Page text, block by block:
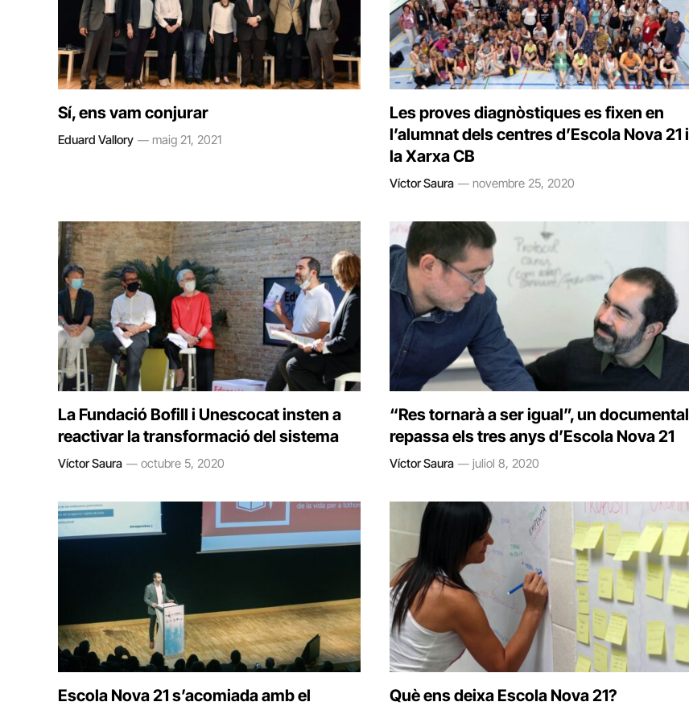
Sí, ens vam conjurar
Eduard Vallory maig 21, 2021
Les proves diagnòstiques es fixen en
l’alumnat dels centres d’Escola Nova 21 i
la Xarxa CB
Víctor Saura novembre 25, 2020
La Fundació Bofill i Unescocat insten a
reactivar la transformació del sistema
Víctor Saura octubre 5, 2020
“Res tornarà a ser igual”, un documental
repassa els tres anys d’Escola Nova 21
Víctor Saura juliol 8, 2020
Escola Nova 21 s’acomiada amb el
Què ens deixa Escola Nova 21?